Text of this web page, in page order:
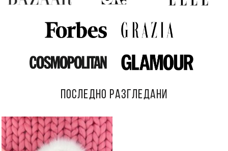
ПОСЛЕДНО РАЗГЛЕДАНИ